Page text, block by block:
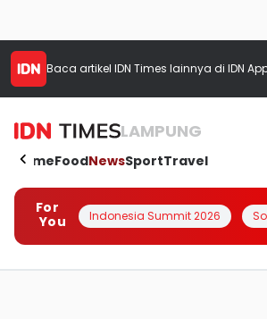
Baca artikel IDN Times lainnya di IDN
LAMPUNG
HomeFoodNewsSportTravel
For
You
Indonesia Summit 2026